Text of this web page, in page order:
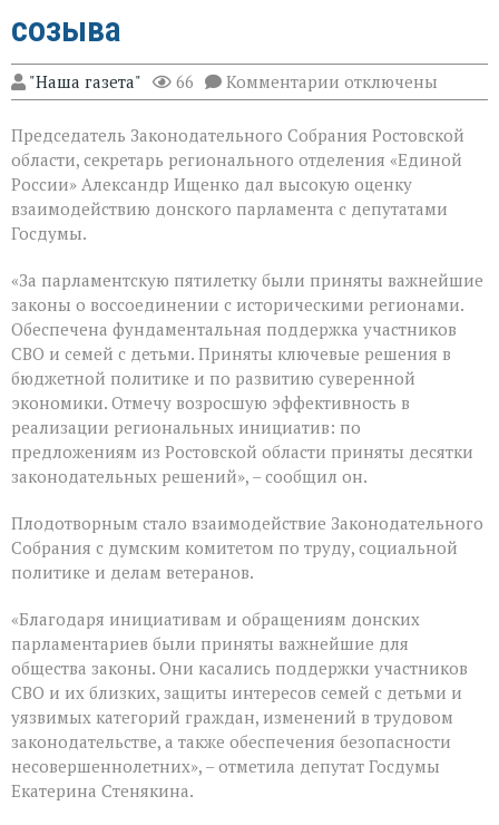
созыва
"Наша газета" 66 Комментарии к
записи
Государственной
Думе
состоялось
заключительное
сессии,
ставшее
последним
для
VIII
созыва
отключены
Председатель Законодательного Собрания Ростовской
области, секретарь регионального отделения «Единой
России» Александр Ищенко дал высокую оценку
взаимодействию донского парламента с депутатами
Госдумы.
«За парламентскую пятилетку были приняты важнейшие
законы о воссоединении с историческими регионами.
Обеспечена фундаментальная поддержка участников
СВО и семей с детьми. Приняты ключевые решения в
бюджетной политике и по развитию суверенной
экономики. Отмечу возросшую эффективность в
реализации региональных инициатив: по
предложениям из Ростовской области приняты десятки
законодательных решений», – сообщил он.
Плодотворным стало взаимодействие Законодательного
Собрания с думским комитетом по труду, социальной
политике и делам ветеранов.
«Благодаря инициативам и обращениям донских
парламентариев были приняты важнейшие для
общества законы. Они касались поддержки участников
СВО и их близких, защиты интересов семей с детьми и
уязвимых категорий граждан, изменений в трудовом
законодательстве, а также обеспечения безопасности
несовершеннолетних», – отметила депутат Госдумы
Екатерина Стенякина.